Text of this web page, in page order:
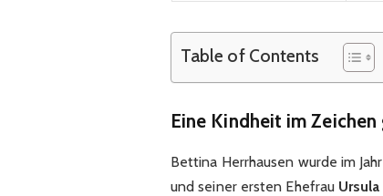
Table of Contents
Eine Kindheit im
Bettina Herrhausen wurde im Jahr
und seiner ersten Ehefrau